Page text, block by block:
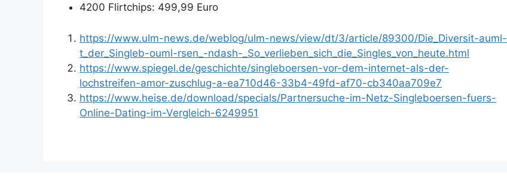
4200 Flirtchips: 499,99 Euro
https://www.ulm-news.de/weblog/ulm-news/view/dt/3/article/89300/Die_Diversit-auml-
t_der_Singleb-ouml-rsen_-ndash-_So_verlieben_sich_die_Singles_von_heute.html
https://www.spiegel.de/geschichte/singleboersen-vor-dem-internet-als-der-
lochstreifen-amor-zuschlug-a-ea710d46-33b4-49fd-af70-cb340aa709e7
https://www.heise.de/download/specials/Partnersuche-im-Netz-Singleboersen-fuers-
Online-Dating-im-Vergleich-6249951